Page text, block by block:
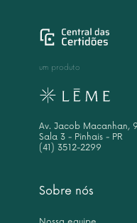
Sobre nós
um produto
Av. Jacob Macanhan,
Sala 3 - Pinhais - PR
(41) 3512-2299